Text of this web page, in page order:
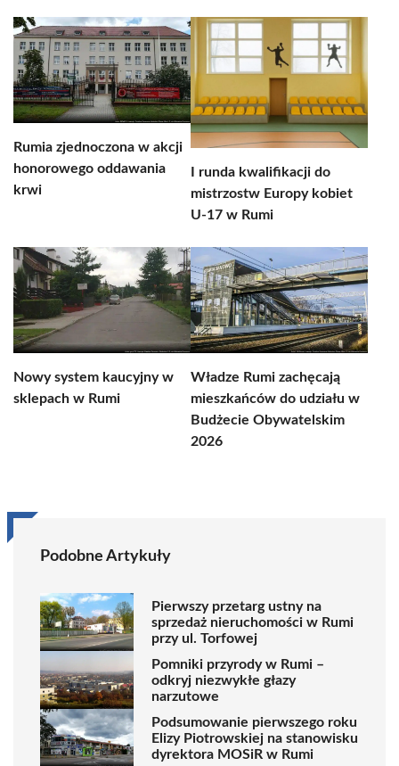
Rumia zjednoczona w akcji
honorowego oddawania
krwi
I runda kwalifikacji do
mistrzostw Europy kobiet
U-17 w Rumi
Nowy system kaucyjny w
sklepach w Rumi
Władze Rumi zachęcają
mieszkańców do udziału w
Budżecie Obywatelskim
2026
Podobne Artykuły
Pierwszy przetarg ustny na
sprzedaż nieruchomości w Rumi
przy ul. Torfowej
Pomniki przyrody w Rumi –
odkryj niezwykłe głazy
narzutowe
Podsumowanie pierwszego roku
Elizy Piotrowskiej na stanowisku
dyrektora MOSiR w Rumi